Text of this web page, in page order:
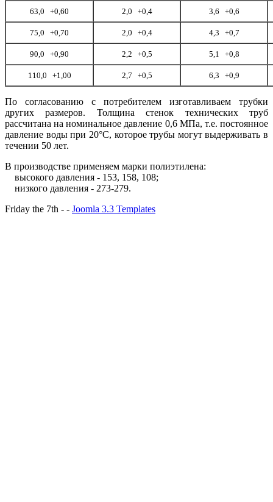
63,0 +0,60 2,0 +0,4 3,6 +0,6
75,0 +0,70 2,0 +0,4 4,3 +0,7
90,0 +0,90 2,2 +0,5 5,1 +0,8
110,0 +1,00 2,7 +0,5 6,3 +0,9
По согласованию с потребителем изготавливаем трубки
других размеров. Толщина стенок технических труб
рассчитана на номинальное давление 0,6 МПа, т.е. постоянное
давление воды при 20°С, которое трубы могут выдерживать в
течении 50 лет.
В производстве применяем марки полиэтилена:
высокого давления - 153, 158, 108;
низкого давления - 273-279.
Friday the 7th - - Joomla 3.3 Templates